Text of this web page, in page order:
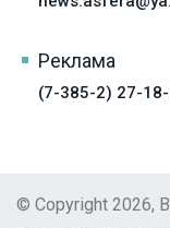
Реклама
(7-385-2) 27-
© Copyright 2026,